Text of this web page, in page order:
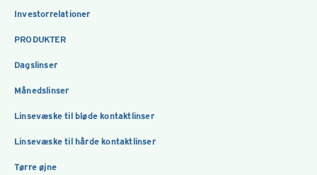
Investorrelationer
PRODUKTER
Dagslinser
Månedslinser
Linsevæske til bløde kontaktlinser
Linsevæske til hårde kontaktlinser
Tørre øjne